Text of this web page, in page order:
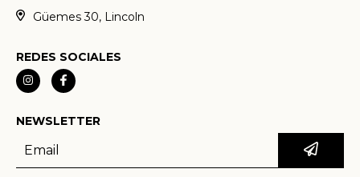
Güemes 30, Lincoln
REDES SOCIALES
NEWSLETTER